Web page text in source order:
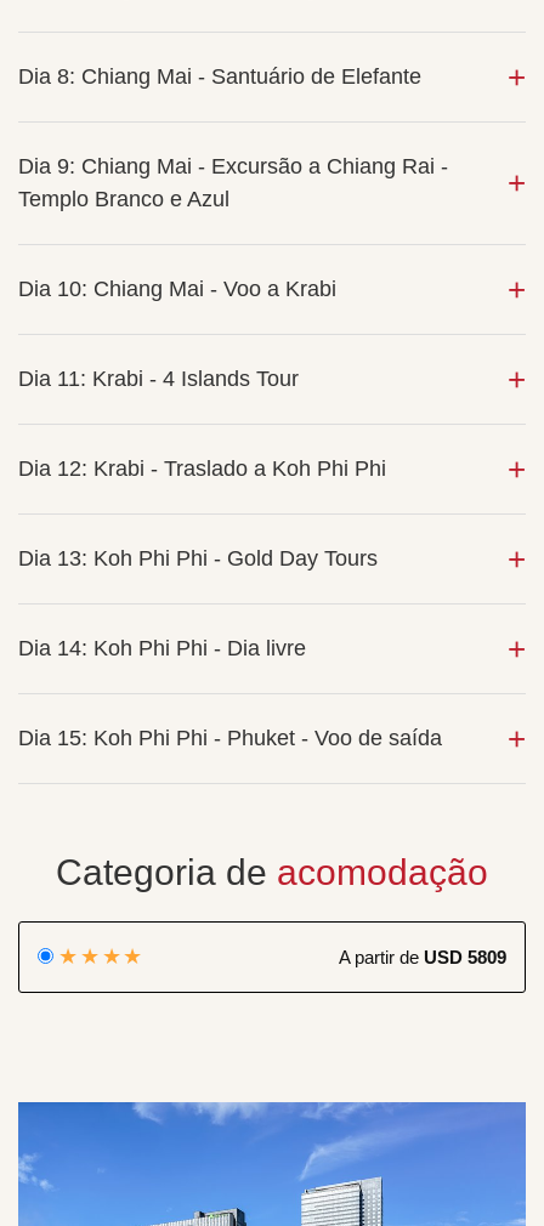
Dia 8: Chiang Mai - Santuário de Elefante
Dia 9: Chiang Mai - Excursão a Chiang Rai -
Templo Branco e Azul
Dia 10: Chiang Mai - Voo a Krabi
Dia 11: Krabi - 4 Islands Tour
Dia 12: Krabi - Traslado a Koh Phi Phi
Dia 13: Koh Phi Phi - Gold Day Tours
Dia 14: Koh Phi Phi - Dia livre
Dia 15: Koh Phi Phi - Phuket - Voo de saída
Categoria de acomodação
★★★★ A partir de USD 5809